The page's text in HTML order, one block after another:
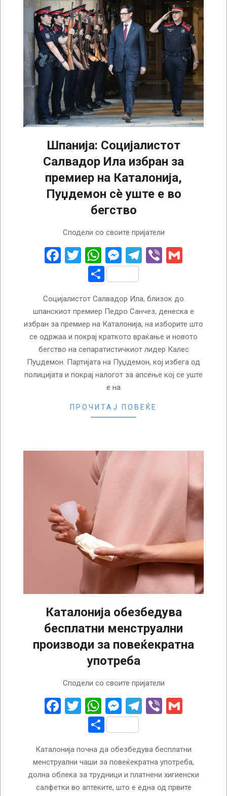
Шпанија: Социјалистот
Салвадор Ила избран за
премиер на Каталонија,
Пуџдемон сè уште е во
бегство
Сподели со своите пријатели
Facebook
Twitter
WhatsApp
Messenger
Telegram
Viber
Share
Социјалистот Салвадор Ила, близок до
шпанскиот премиер Педро Санчез, денеска е
избран за премиер на Каталонија, на изборите што
се одржаа и покрај краткото враќање и новото
бегство на сепаратистичкиот лидер Калес
Пуџдемон. Партијата на Пуџдемон, кој избега од
полицијата и покрај налогот за апсење кој се уште
е на
ПРОЧИТАЈ ПОВЕЌЕ
Каталонија обезбедува
бесплатни менструални
производи за повеќекратна
употреба
Сподели со своите пријатели
Facebook
TwitterWhatsApp
Messenger
Telegram
Viber
Share
Каталонија почна да обезбедува бесплатни
менструални чаши за повеќекратна употреба,
долна облека за трудници и платнени хигиенски
салфетки во аптеките, што е една од првите